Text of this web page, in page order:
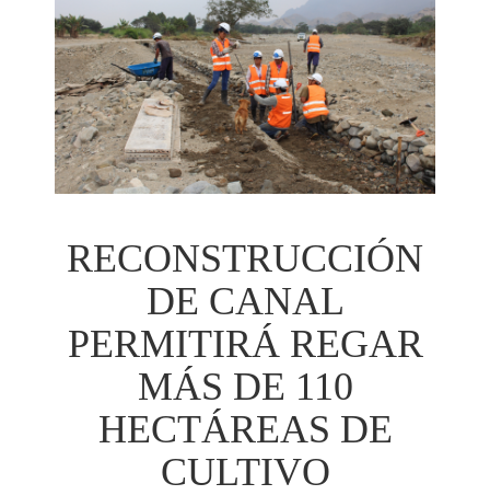
RECONSTRUCCIÓN
DE CANAL
PERMITIRÁ REGAR
MÁS DE 110
HECTÁREAS DE
CULTIVO